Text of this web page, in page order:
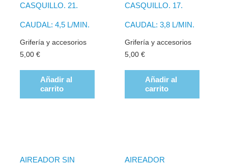
CASQUILLO. 21.
CAUDAL: 4,5 L/MIN.
Grifería y accesorios
5,00€
Añadir al
carrito
CASQUILLO. 17.
CAUDAL: 3,8 L/MIN.
Grifería y accesorios
5,00 €
Añadir al
carrito
AIREADOR SIN AIREADOR